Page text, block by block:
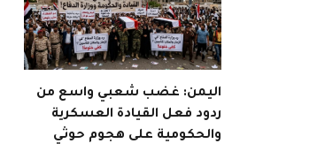
اليمن: غضب شعبي واسع من
ردود فعل القيادة العسكرية
والحكومية على هجوم حوثي